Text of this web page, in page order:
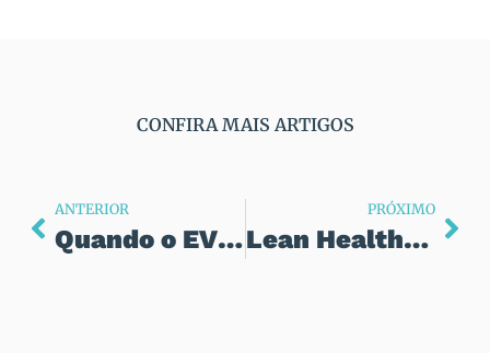
CONFIRA MAIS ARTIGOS
ANTERIOR
Quando o EVP vira discurso vazio: o risco da incoerência organizacional
PRÓXIMO
Lean Healthcare + Design Thinking: quando eficiência e empatia se encontram